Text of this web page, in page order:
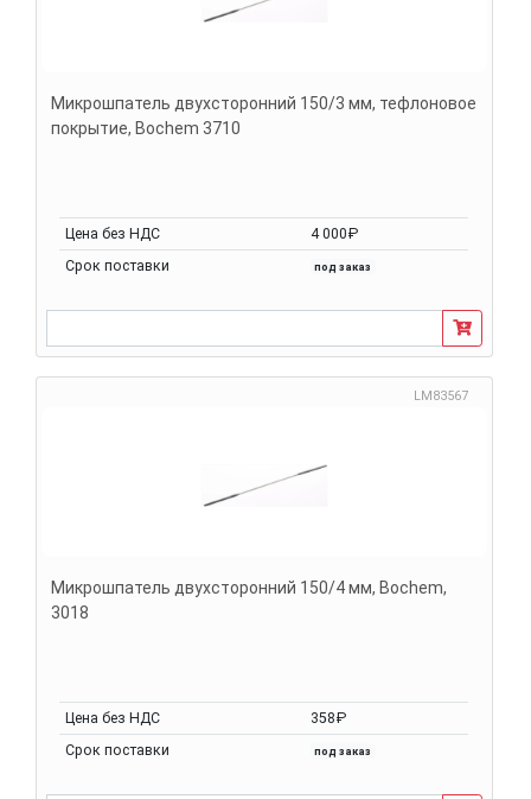
Микрошпатель двухсторонний 150/3 мм, тефлоновое
покрытие, Bochem 3710
Цена без НДС
4 000₽
Срок поставки
под заказ
LM83567
Микрошпатель двухсторонний 150/4 мм, Bochem,
3018
Цена без НДС
358₽
Срок поставки
под заказ